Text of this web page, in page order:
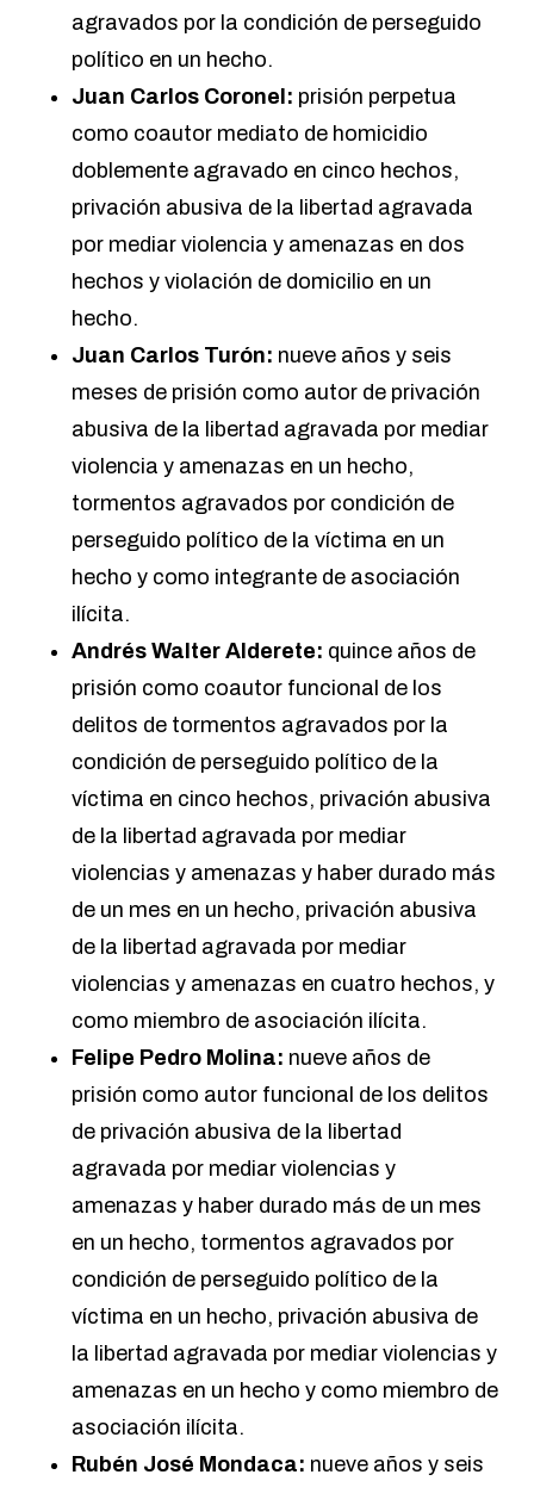
agravados por la condición de perseguido
político en un hecho.
Juan Carlos Coronel: prisión perpetua
como coautor mediato de homicidio
doblemente agravado en cinco hechos,
privación abusiva de la libertad agravada
por mediar violencia y amenazas en dos
hechos y violación de domicilio en un
hecho.
Juan Carlos Turón: nueve años y seis
meses de prisión como autor de privación
abusiva de la libertad agravada por mediar
violencia y amenazas en un hecho,
tormentos agravados por condición de
perseguido político de la víctima en un
hecho y como integrante de asociación
ilícita.
Andrés Walter Alderete: quince años de
prisión como coautor funcional de los
delitos de tormentos agravados por la
condición de perseguido político de la
víctima en cinco hechos, privación abusiva
de la libertad agravada por mediar
violencias y amenazas y haber durado más
de un mes en un hecho, privación abusiva
de la libertad agravada por mediar
violencias y amenazas en cuatro hechos, y
como miembro de asociación ilícita.
Felipe Pedro Molina: nueve años de
prisión como autor funcional de los delitos
de privación abusiva de la libertad
agravada por mediar violencias y
amenazas y haber durado más de un mes
en un hecho, tormentos agravados por
condición de perseguido político de la
víctima en un hecho, privación abusiva de
la libertad agravada por mediar violencias y
amenazas en un hecho y como miembro de
asociación ilícita.
Rubén José Mondaca: nueve años y seis